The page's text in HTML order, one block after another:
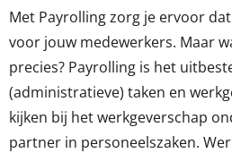
Met Payrolling zorg je ervoor
voor jouw medewerkers. Maar
precies? Payrolling is het
(administratieve) taken en
kijken bij het werkgeverschap
partner in personeelszaken.